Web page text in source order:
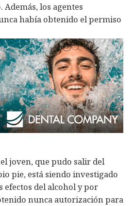
los agentes
había obtenido el permiso
joven, que pudo salir del
pie, está siendo investigado
del alcohol y por
nunca autorización para